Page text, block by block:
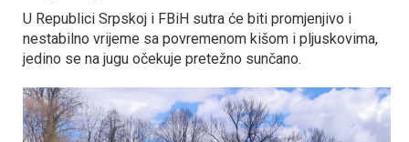
U Republici Srpskoj i FBiH sutra će biti promjenjivo i
nestabilno vrijeme sa povremenom kišom i pljuskovima,
jedino se na jugu očekuje pretežno sunčano.